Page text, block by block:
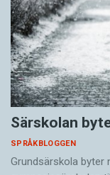
Särskolan
SPRÅKBLOGGEN
Grundsärskola byter